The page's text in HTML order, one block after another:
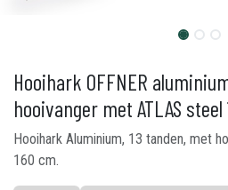
Hooihark OFFNER
hooivanger met ATLAS steel
Hooihark Aluminium, 13 tanden, met
160 cm.